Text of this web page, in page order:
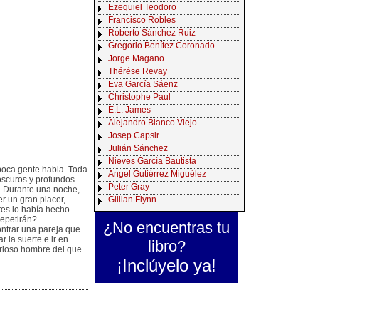
gente habla. Toda
y profundos
una noche,
un gran placer,
lo había hecho.
una pareja que
la suerte e ir en
hombre del que
Ezequiel Teodoro
Francisco Robles
Roberto Sánchez Ruiz
Gregorio Benítez Coronado
Jorge Magano
Thérése Revay
Eva García Sáenz
Christophe Paul
E.L. James
Alejandro Blanco Viejo
Josep Capsir
Julián Sánchez
Nieves García Bautista
Angel Gutiérrez Miguélez
Peter Gray
Gillian Flynn
¿No encuentras tu
libro?
¡Inclúyelo ya!